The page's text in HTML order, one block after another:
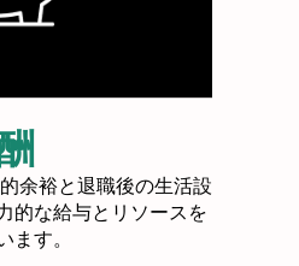
余裕と退職後の生活設
的な給与とリソースを
ます。